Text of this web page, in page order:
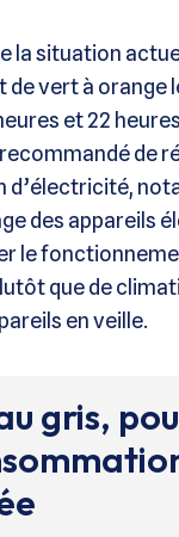
la situation
vert à orange
et 22
de
d’électricité,
des appareils
le
que de
en veille.
gris,